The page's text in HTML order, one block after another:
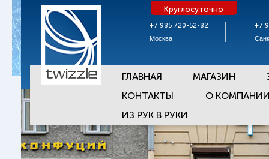
+7 985 720-52-82
Москва
Круглосуточно
+7
ГЛАВНАЯ МАГАЗИН
КОНТАКТЫ
О
ИЗ РУК В РУКИ